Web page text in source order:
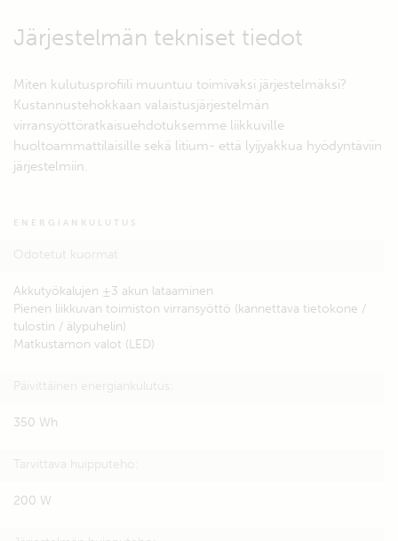
Järjestelmän tekniset tiedot
Miten kulutusprofiili muuntuu toimivaksi järjestelmäksi?
Kustannustehokkaan valaistusjärjestelmän
virransyöttöratkaisuehdotuksemme liikkuville
huoltoammattilaisille sekä litium- että lyijyakkua hyödyntäviin
järjestelmiin.
ENERGIANKULUTUS
Odotetut kuormat
Akkutyökalujen ±3 akun lataaminen
Pienen liikkuvan toimiston virransyöttö (kannettava tietokone /
tulostin / älypuhelin)
Matkustamon valot (LED)
Päivittäinen energiankulutus:
350 Wh
Tarvittava huipputeho:
200 W